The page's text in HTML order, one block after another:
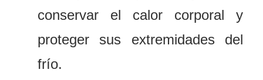
conservar el calor corporal y
proteger sus extremidades del
frío.